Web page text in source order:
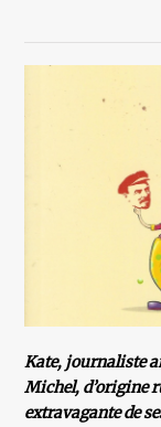
Kate, journaliste
Michel, d’origine
extravagante de